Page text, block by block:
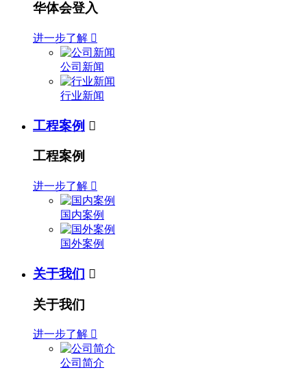
华体会登入
进一步了解 
公司新闻
行业新闻
工程案例 
工程案例
进一步了解 
国内案例
国外案例
关于我们 
关于我们
进一步了解 
公司简介